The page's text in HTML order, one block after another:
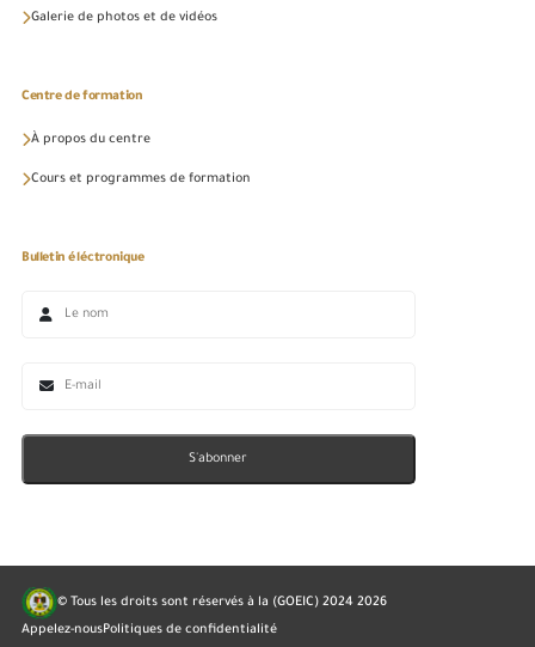
Galerie de photos et de vidéos
Centre de formation
À propos du centre
Cours et programmes de formation
Bulletin éléctronique
S'abonner
© Tous les droits sont réservés à la (GOEIC) 2024 2026
Appelez-nousPolitiques de confidentialité